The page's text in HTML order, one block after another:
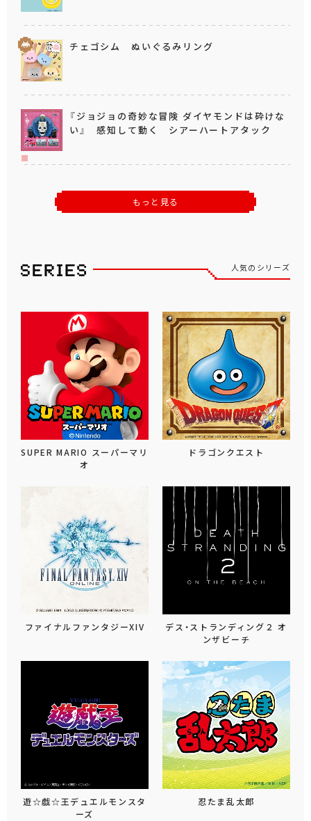
チェゴシム ぬいぐるみリング
『ジョジョの奇妙な冒険 ダイヤモンドは砕けな
い』 感知して動く シアーハートアタック
もっと見る
人気のシリーズ
SUPER MARIO スーパーマリ
オ
ドラゴンクエスト
ファイナルファンタジーXIV
デス・ストランディング２ オ
ンザビーチ
遊☆戯☆王デュエルモンスタ
ーズ
忍たま乱太郎